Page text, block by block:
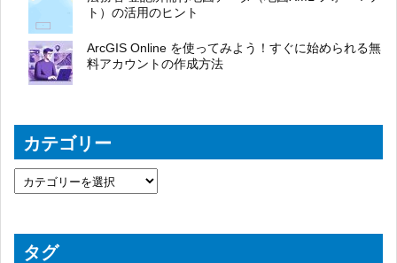
ト）の活用のヒント
ArcGIS Online を使ってみよう！すぐに始められる無
料アカウントの作成方法
カテゴリー
タグ